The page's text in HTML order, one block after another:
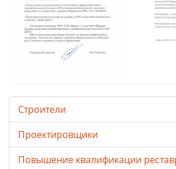
Строители
Проектировщики
Повышение квалификации